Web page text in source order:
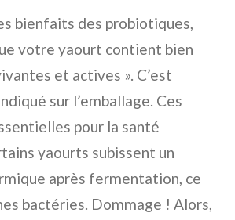
bienfaits des probiotiques,
votre yaourt contient bien
et actives ». C’est
sur l’emballage. Ces
pour la santé
yaourts subissent un
après fermentation, ce
bactéries. Dommage ! Alors,